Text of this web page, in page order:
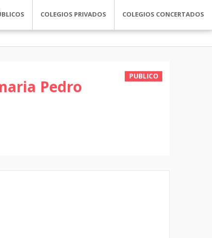
COLEGIOS PRIVADOS COLEGIOS CONCERTADOS
PUBLICO
Pedro